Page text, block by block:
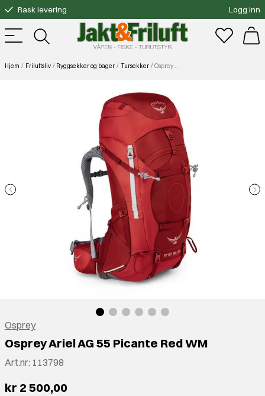
Rask levering
Gratis bytte
Fri frakt over 3000.-
Logg inn
Hjem Friluftsliv Ryggsekker og bager Tursekker Osprey Ariel AG 55 Picante Red WM
Osprey
Osprey Ariel AG 55 Picante Red WM
Art.nr: 113798
kr 2 500,00